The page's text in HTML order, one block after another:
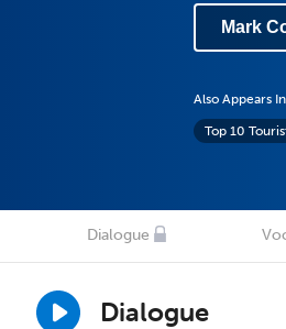
Mark
Also Appears
Top 10
Dialogue
Dialogue